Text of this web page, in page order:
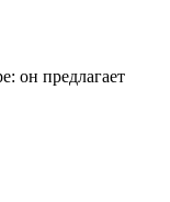
он предлагает